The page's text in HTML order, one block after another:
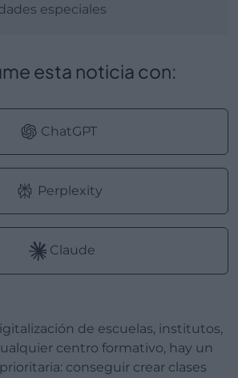
especiales
esta noticia con:
ChatGPT
Perplexity
Claude
centro formativo, hay un
conseguir crear clases